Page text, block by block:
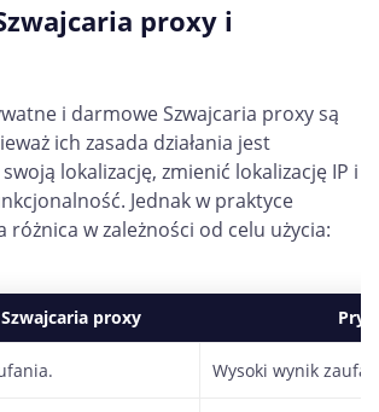
proxy i
i darmowe Szwajcaria proxy są
ich zasada działania jest
lokalizację, zmienić lokalizację IP i
Jednak w praktyce
różnica w zależności od celu użycia:
proxy
Wysoki wynik